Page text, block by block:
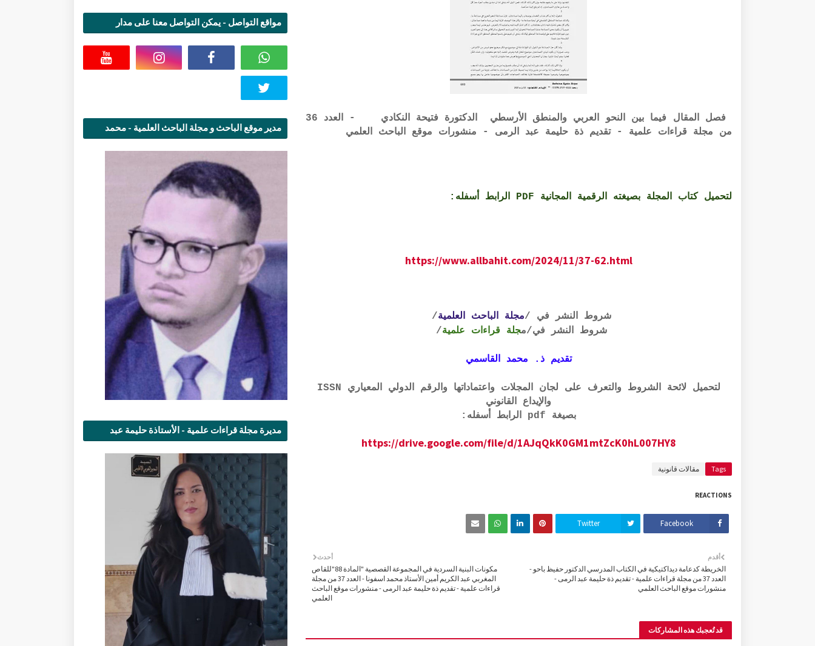
فصل المقال فيما بين النحو العربي والمنطق الأرسطي الدكتورة فتيحة النكادي - العدد 36
من مجلة قراءات علمية - تقديم ذة حليمة عبد الرمى - منشورات موقع الباحث العلمي
لتحميل كتاب المجلة بصيغته الرقمية المجانية PDF الرابط أسفله:
https://www.allbahit.com/2024/11/37-62.html
شروط النشر في /مجلة الباحث العلمية/
شروط النشر في/مجلة قراءات علمية/
تقديم ذ. محمد القاسمي
لتحميل لائحة الشروط والتعرف على لجان المجلات واعتماداتها والرقم الدولي المعياري ISSN
والإيداع القانوني
بصيغة pdf الرابط أسفله:
https://drive.google.com/file/d/1AJqQkK0GM1mtZcK0hL007HY8
Tags مقالات قانونية
REACTIONS
Facebook
Twitter
أحدث
مكونات البنية السردية في المجموعة القصصية "المادة 88"للقاص
المغربي عبد الكريم أمين الأستاذ محمد اسفونا - العدد 37 من مجلة
قراءات علمية - تقديم ذة حليمة عبد الرمى - منشورات موقع الباحث
العلمي
أقدم
الخريطة كدعامة ديداكتيكية في الكتاب المدرسي الدكتور حفيظ باحو -
العدد 37 من مجلة قراءات علمية - تقديم ذة حليمة عبد الرمى -
منشورات موقع الباحث العلمي
قد تُعجبك هذه المشاركات
مواقع التواصل - يمكن التواصل معنا على مدار
مدير موقع الباحث و مجلة الباحث العلمية - محمد
مديرة مجلة قراءات علمية - الأستاذة حليمة عبد